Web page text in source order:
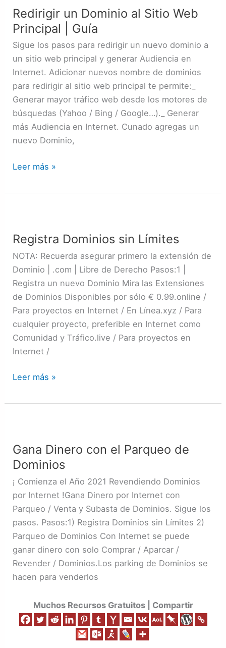
Redirigir un Dominio al Sitio Web
Principal | Guía
Sigue los pasos para redirigir un nuevo dominio a
un sitio web principal y generar Audiencia en
Internet. Adicionar nuevos nombre de dominios
para redirigir al sitio web principal te permite:_
Generar mayor tráfico web desde los motores de
búsquedas (Yahoo / Bing / Google…)._ Generar
más Audiencia en Internet. Cunado agregas un
nuevo Dominio,
Dominio
al
Sitio
Principal
Guía
Leer más »
Registra Dominios sin Límites
NOTA: Recuerda asegurar primero la extensión de
Dominio | .com | Libre de Derecho Pasos:1 |
Registra un nuevo Dominio Mira las Extensiones
de Dominios Disponibles por sólo € 0.99.online /
Para proyectos en Internet / En Línea.xyz / Para
cualquier proyecto, preferible en Internet como
Comunidad y Tráfico.live / Para proyectos en
Internet /
sin
Límites
Leer más »
Gana Dinero con el Parqueo de
Dominios
¡ Comienza el Año 2021 Revendiendo Dominios
por Internet !Gana Dinero por Internet con
Parqueo / Venta y Subasta de Dominios. Sigue los
pasos. Pasos:1) Registra Dominios sin Límites 2)
Parqueo de Dominios Con Internet se puede
ganar dinero con solo Comprar / Aparcar /
Revender / Dominios.Los parking de Dominios se
hacen para venderlos
Muchos Recursos Gratuitos | Compartir
con
el
Parqueo
Dominios